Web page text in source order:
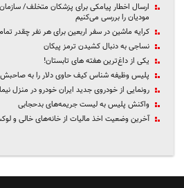
ارسال اخطار پیامکی برای پزشکان متخلف/
مودیان را بررسی می‌کنیم
کرایه ماشین در سفر اربعین برای هر نفر چقدر
نساجی به دنبال کشیدن ترمز پیکان
یکی از داغ‌ترین هفته های تابستان!
پلیس وظیفه شناس کیف حاوی دلار را به صاحبش
رونمایی از خودروی جدید ایران خودرو در منزل نیما
واکنش پلیس به لیست جریمه‌های ‌بدحجابی
آخرین وضعیت اخذ مالیات از خانه‌های خالی و